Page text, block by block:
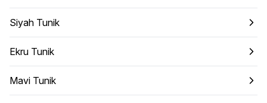
Siyah Tunik
Ekru Tunik
Mavi Tunik